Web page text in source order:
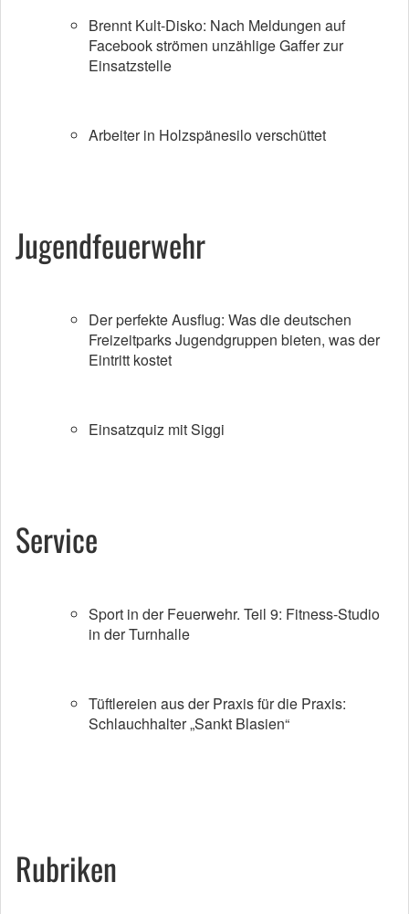
Brennt Kult-Disko: Nach Meldungen auf
Facebook strömen unzählige Gaffer zur
Einsatzstelle
Arbeiter in Holzspänesilo verschüttet
Jugendfeuerwehr
Der perfekte Ausflug: Was die deutschen
Freizeitparks Jugendgruppen bieten, was der
Eintritt kostet
Einsatzquiz mit Siggi
Service
Sport in der Feuerwehr. Teil 9: Fitness-Studio
in der Turnhalle
Tüftlereien aus der Praxis für die Praxis:
Schlauchhalter „Sankt Blasien“
Rubriken